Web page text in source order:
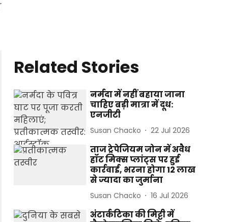
Related Stories
नर्मदा में नहीं बहाया जाना
चाहिए बड़ी मात्रा में दूध:
एनजीटी
Susan Chacko 22 Jul 2026
ताज ट्रेपेजियम जोन में अवैध
हॉट मिक्स प्लांट्स पर हुई
कार्रवाई, भरना होगा 12 लाख
से ज्यादा का जुर्माना
Susan Chacko 16 Jul 2026
अंटार्कटिका की मिट्टी में